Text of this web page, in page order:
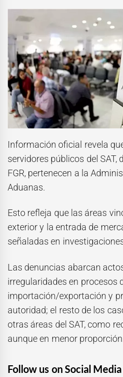
Información oficial revela
servidores públicos del SAT,
FGR, pertenecen a la
Aduanas.
Esto refleja que las áreas
exterior y la entrada de
señaladas en
Las denuncias abarcan
irregularidades en procesos
importación/exportación y
autoridad; el resto de los
otras áreas del SAT, como
aunque en menor
Follow us on Social Media